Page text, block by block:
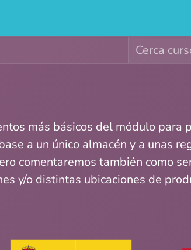
más básicos del módulo para
a un único almacén y a unas
comentaremos también como
y/o distintas ubicaciones de